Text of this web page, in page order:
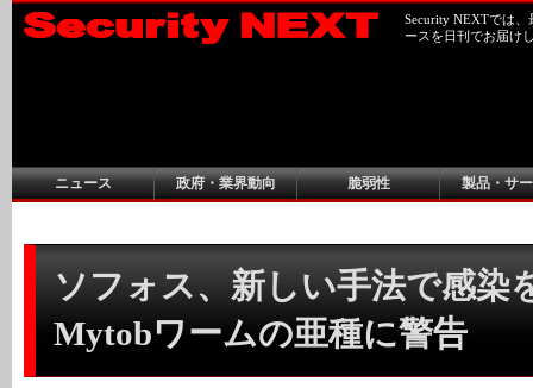
Security NEXTでは
ースを日刊でお届け
ニュース 政府・業界動向 脆弱性 製品・サ
ソフォス、新しい手法で感染
Mytobワームの亜種に警告